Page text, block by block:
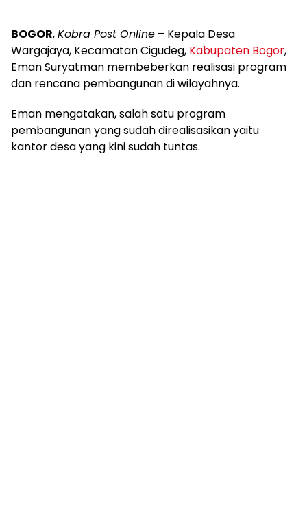
BOGOR,Kobra Post Online – Kepala Desa
Wargajaya, Kecamatan Cigudeg, Kabupaten Bogor,
Eman Suryatman membeberkan realisasi program
dan rencana pembangunan di wilayahnya.
Eman mengatakan, salah satu program
pembangunan yang sudah direalisasikan yaitu
kantor desa yang kini sudah tuntas.